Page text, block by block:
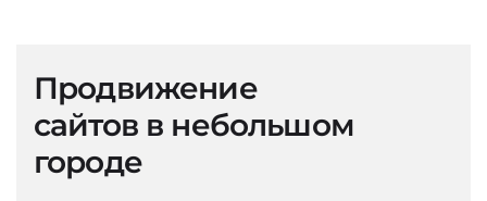
Продвижение
сайтов в небольшом
городе